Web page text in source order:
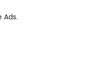
Ads.